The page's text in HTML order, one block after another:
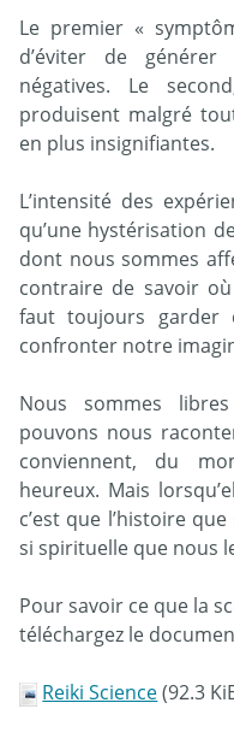
Le premier «
d’éviter de
négatives. Le
produisent malgré
en plus insignifiantes.
L’intensité des
qu’une hystérisation
dont nous sommes
contraire de savoir
faut toujours garder
confronter notre
Nous sommes
pouvons nous
conviennent, du
heureux. Mais
c’est que l’histoire
si spirituelle que nous
Pour savoir ce que la
téléchargez le
Reiki Science(92.3